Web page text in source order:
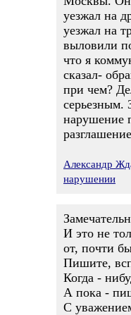
уезжал на
уезжал на
выловили
что я
сказал-
при чем?
серьезным.
нарушение
Александр
нарушении
И это не
от, почти
Пишите,
Когда -
А пока -
С